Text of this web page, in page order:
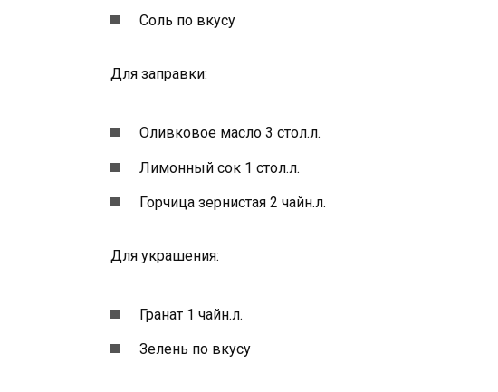
Соль по вкусу
Для заправки:
Оливковое масло 3 стол.л.
Лимонный сок 1 стол.л.
Горчица зернистая 2 чайн.л.
Для украшения:
Гранат 1 чайн.л.
Зелень по вкусу